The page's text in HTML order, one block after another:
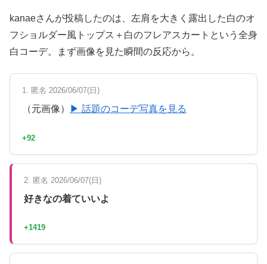
kanaeさんが投稿したのは、左肩を大きく露出した白のオ
フショルダー風トップス＋白のフレアスカートという全身
白コーデ。まず画像を見た瞬間の反応から。
1. 匿名 2026/06/07(日)
（元画像） ▶ 話題のコーデ写真を見る
+92
2. 匿名 2026/06/07(日)
好きなの着ていいよ
+1419